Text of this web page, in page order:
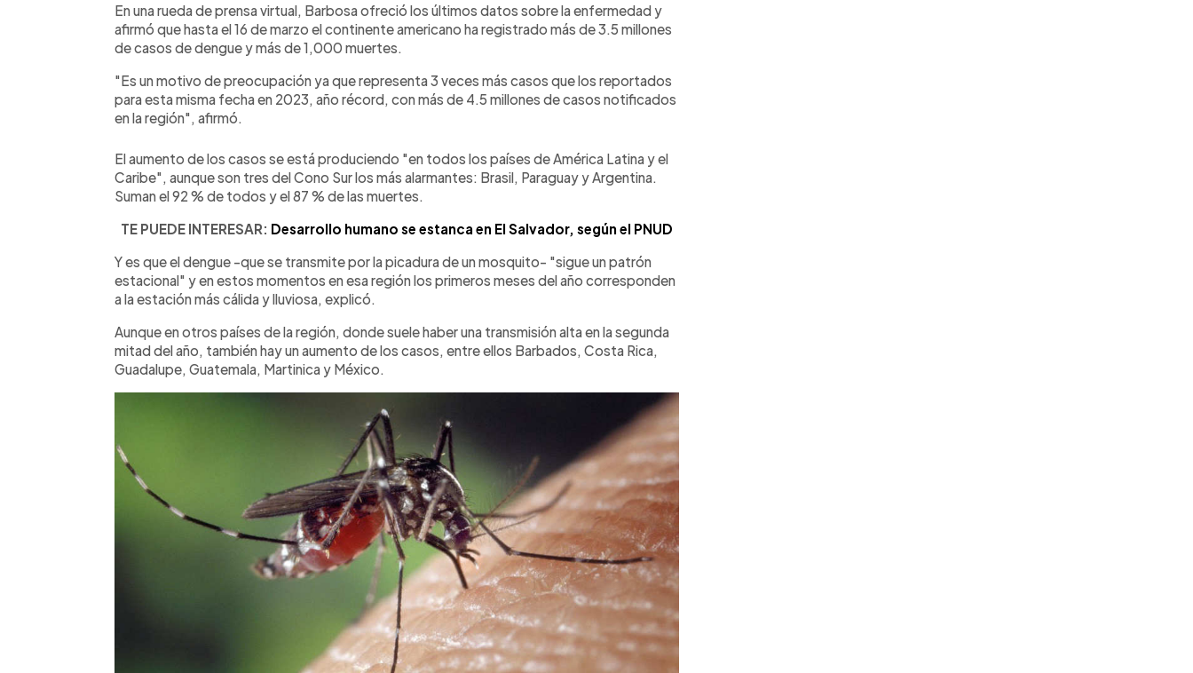
En una rueda de prensa virtual, Barbosa ofreció los últimos datos sobre la enfermedad y
afirmó que hasta el 16 de marzo el continente americano ha registrado más de 3.5 millones
de casos de dengue y más de 1,000 muertes.
"Es un motivo de preocupación ya que representa 3 veces más casos que los reportados
para esta misma fecha en 2023, año récord, con más de 4.5 millones de casos notificados
en la región", afirmó.
El aumento de los casos se está produciendo "en todos los países de América Latina y el
Caribe", aunque son tres del Cono Sur los más alarmantes: Brasil, Paraguay y Argentina.
Suman el 92 % de todos y el 87 % de las muertes.
TE PUEDE INTERESAR: Desarrollo humano se estanca en El Salvador, según el PNUD
Y es que el dengue -que se transmite por la picadura de un mosquito- "sigue un patrón
estacional" y en estos momentos en esa región los primeros meses del año corresponden
a la estación más cálida y lluviosa, explicó.
Aunque en otros países de la región, donde suele haber una transmisión alta en la segunda
mitad del año, también hay un aumento de los casos, entre ellos Barbados, Costa Rica,
Guadalupe, Guatemala, Martinica y México.